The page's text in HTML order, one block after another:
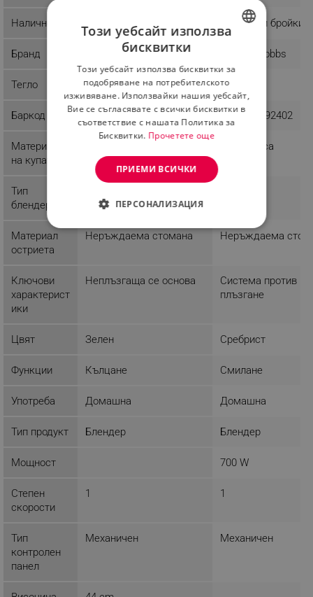
Наличност Налично на склад Последни бройки
Бранд Russell Hobbs
Тегло 3.8 kg 3.61 kg
Баркод 8606018858231 4008496892402
Материал
на купата
Пластмаса
Тип
блендер
Материал
остриета
Неръждаема стомана Неръждаема
Ключови
характерист
ики
Неплъзгаща се основа
Система против
плъзгане
Цвят Зелен Сребрист
Функции Кълцане Смилане
Употреба Домашна Домашна
Тип продукт Блендер Блендер
Мощност 700 W
Степен
скорости
1 1
Тип
контролен
панел
Механичен Механичен
Този уебсайт използва
бисквитки
Този уебсайт използва бисквитки за
подобряване на потребителското
изживяване. Използвайки нашия уебсайт,
Вие се съгласявате с всички бисквитки в
съответствие с нашата Политика за
Бисквитки. Прочетете още
ПРИЕМИ ВСИЧКИ
ПЕРСОНАЛИЗАЦИЯ
СТРОГО НЕОБХОДИМО
ТАРГЕТИРАНЕ
НЕКЛАСИФИЦИРАНИ
Строго необходимо
Ефективност
Таргетиране
Функционалност
потребителско влизане и управление на
Име
Provider /